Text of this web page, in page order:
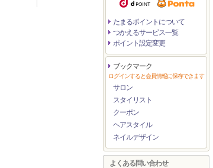
たまるポイントについて
つかえるサービス一覧
ポイント設定変更
ブックマーク
ログインすると会員情報に保存できます
サロン
スタイリスト
クーポン
ヘアスタイル
ネイルデザイン
よくある問い合わせ